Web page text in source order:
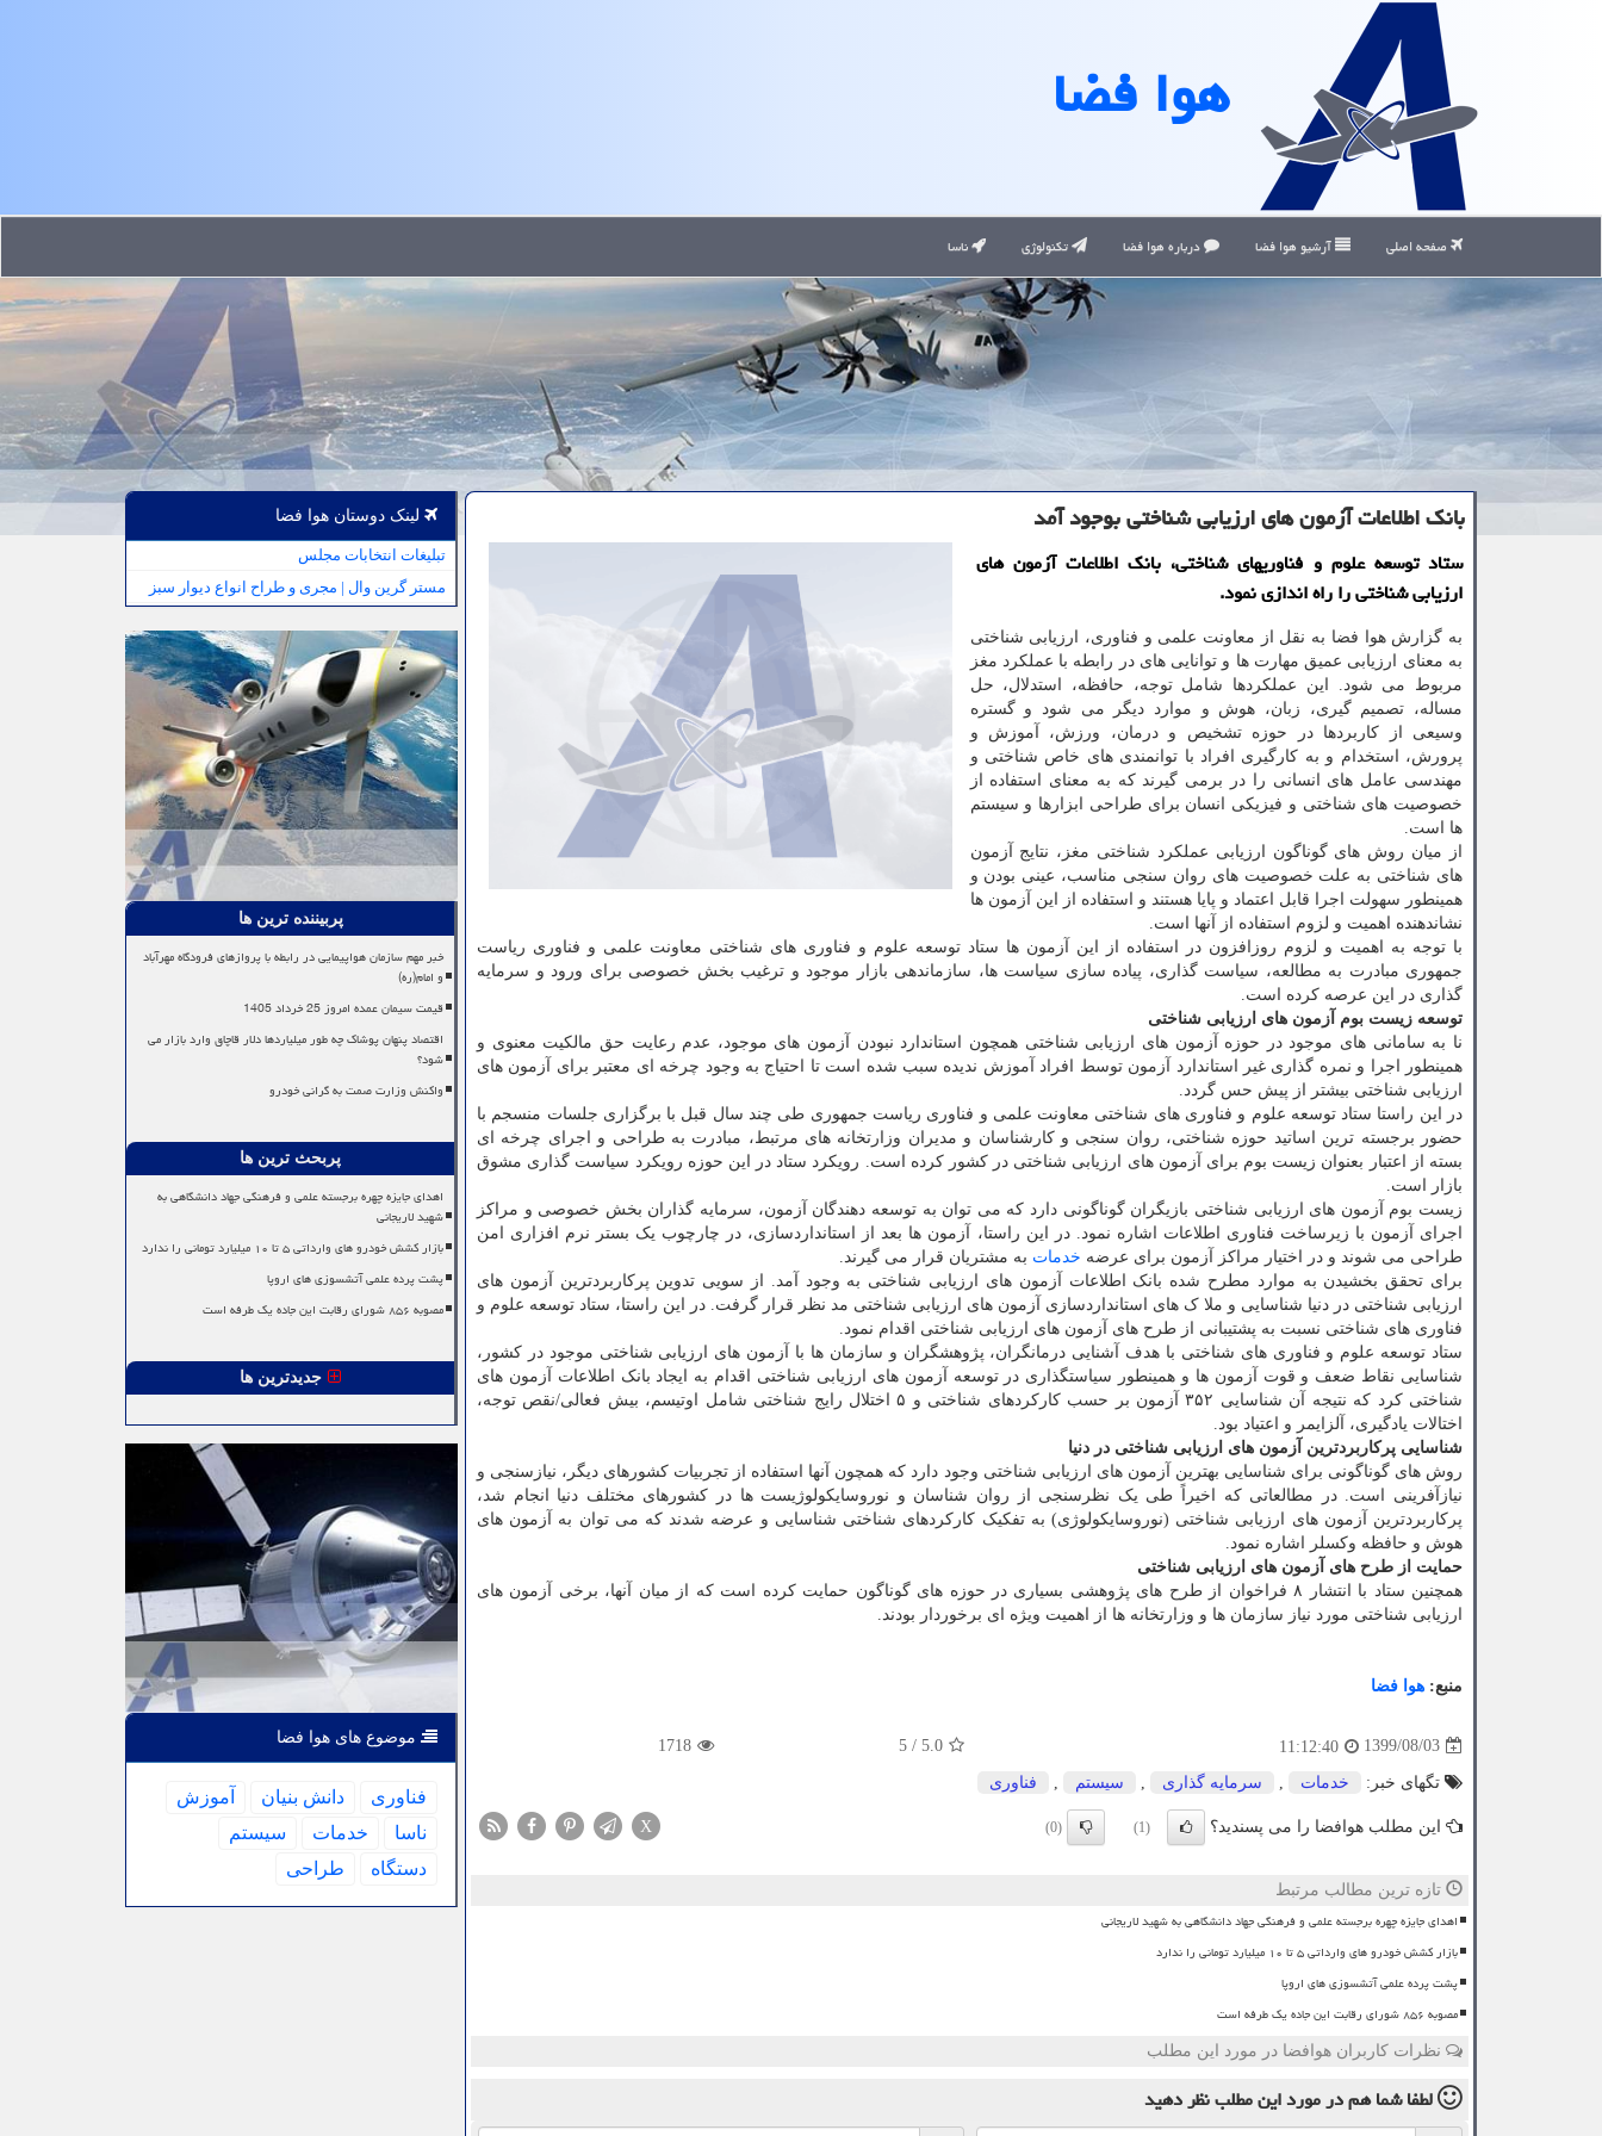
هوا فضا
صفحه اصلی آرشیو هوا فضا درباره هوا فضا تکنولوژی ناسا
بانك اطلاعات آزمون های ارزیابی شناختی بوجود آمد
ستاد توسعه علوم و فناوریهای شناختی، بانك اطلاعات آزمون های
ارزیابی شناختی را راه اندازی نمود.
به گزارش هوا فضا به نقل از معاونت علمی و فناوری، ارزیابی شناختی
به معنای ارزیابی عمیق مهارت ها و توانایی های در رابطه با عملکرد مغز
مربوط می شود. این عملکردها شامل توجه، حافظه، استدلال، حل
مساله، تصمیم گیری، زبان، هوش و موارد دیگر می شود و گستره
وسیعی از کاربردها در حوزه تشخیص و درمان، ورزش، آموزش و
پرورش، استخدام و به کارگیری افراد با توانمندی های خاص شناختی و
مهندسی عامل های انسانی را در برمی گیرند که به معنای استفاده از
خصوصیت های شناختی و فیزیکی انسان برای طراحی ابزارها و سیستم
ها است.
از میان روش های گوناگون ارزیابی عملکرد شناختی مغز، نتایج آزمون
های شناختی به علت خصوصیت های روان سنجی مناسب، عینی بودن و
همینطور سهولت اجرا قابل اعتماد و پایا هستند و استفاده از این آزمون ها
نشاندهنده اهمیت و لزوم استفاده از آنها است.
با توجه به اهمیت و لزوم روزافزون در استفاده از این آزمون ها ستاد توسعه علوم و فناوری های شناختی معاونت علمی و فناوری ریاست
جمهوری مبادرت به مطالعه، سیاست گذاری، پیاده سازی سیاست ها، سازماندهی بازار موجود و ترغیب بخش خصوصی برای ورود و سرمایه
گذاری در این عرصه کرده است.
توسعه زیست بوم آزمون های ارزیابی شناختی
نا به سامانی های موجود در حوزه آزمون های ارزیابی شناختی همچون استاندارد نبودن آزمون های موجود، عدم رعایت حق مالکیت معنوی و
همینطور اجرا و نمره گذاری غیر استاندارد آزمون توسط افراد آموزش ندیده سبب شده است تا احتیاج به وجود چرخه ای معتبر برای آزمون های
ارزیابی شناختی بیشتر از پیش حس گردد.
در این راستا ستاد توسعه علوم و فناوری های شناختی معاونت علمی و فناوری ریاست جمهوری طی چند سال قبل با برگزاری جلسات منسجم با
حضور برجسته ترین اساتید حوزه شناختی، روان سنجی و کارشناسان و مدیران وزارتخانه های مرتبط، مبادرت به طراحی و اجرای چرخه ای
بسته از اعتبار بعنوان زیست بوم برای آزمون های ارزیابی شناختی در کشور کرده است. رویکرد ستاد در این حوزه رویکرد سیاست گذاری مشوق
بازار است.
زیست بوم آزمون های ارزیابی شناختی بازیگران گوناگونی دارد که می توان به توسعه دهندگان آزمون، سرمایه گذاران بخش خصوصی و مراکز
اجرای آزمون با زیرساخت فناوری اطلاعات اشاره نمود. در این راستا، آزمون ها بعد از استانداردسازی، در چارچوب یک بستر نرم افزاری امن
طراحی می شوند و در اختیار مراکز آزمون برای عرضه خدمات به مشتریان قرار می گیرند.
برای تحقق بخشیدن به موارد مطرح شده بانک اطلاعات آزمون های ارزیابی شناختی به وجود آمد. از سویی تدوین پرکاربردترین آزمون های
ارزیابی شناختی در دنیا شناسایی و ملا ک های استانداردسازی آزمون های ارزیابی شناختی مد نظر قرار گرفت. در این راستا، ستاد توسعه علوم و
فناوری های شناختی نسبت به پشتیبانی از طرح های آزمون های ارزیابی شناختی اقدام نمود.
ستاد توسعه علوم و فناوری های شناختی با هدف آشنایی درمانگران، پژوهشگران و سازمان ها با آزمون های ارزیابی شناختی موجود در کشور،
شناسایی نقاط ضعف و قوت آزمون ها و همینطور سیاستگذاری در توسعه آزمون های ارزیابی شناختی اقدام به ایجاد بانک اطلاعات آزمون های
شناختی کرد که نتیجه آن شناسایی ۳۵۲ آزمون بر حسب کارکردهای شناختی و ۵ اختلال رایج شناختی شامل اوتیسم، بیش فعالی/نقص توجه،
اختالات یادگیری، آلزایمر و اعتیاد بود.
شناسایی پرکاربردترین آزمون های ارزیابی شناختی در دنیا
روش های گوناگونی برای شناسایی بهترین آزمون های ارزیابی شناختی وجود دارد که همچون آنها استفاده از تجربیات کشورهای دیگر، نیازسنجی و
نیازآفرینی است. در مطالعاتی که اخیراً طی یک نظرسنجی از روان شناسان و نوروسایکولوژیست ها در کشورهای مختلف دنیا انجام شد،
پرکاربردترین آزمون های ارزیابی شناختی (نوروسایکولوژی) به تفکیک کارکردهای شناختی شناسایی و عرضه شدند که می توان به آزمون های
هوش و حافظه وکسلر اشاره نمود.
حمایت از طرح های آزمون های ارزیابی شناختی
همچنین ستاد با انتشار ۸ فراخوان از طرح های پژوهشی بسیاری در حوزه های گوناگون حمایت کرده است که از میان آنها، برخی آزمون های
ارزیابی شناختی مورد نیاز سازمان ها و وزارتخانه ها از اهمیت ویژه ای برخوردار بودند.
منبع: هوا فضا
1399/08/03
11:12:40
5.0
/
5
1718
تگهای خبر: خدمات سرمایه گذاری سیستم فناوری
این مطلب هوافضا را می پسندید؟ (1)
(0)
X
تازه ترین مطالب مرتبط
اهدای جایزه چهره برجسته علمی و فرهنگی جهاد دانشگاهی به شهید لاریجانی
بازار کشش خودرو های وارداتی ۵ تا ۱۰ میلیارد تومانی را ندارد
پشت پرده علمی آتشسوزی های اروپا
مصوبه ۸۵۶ شورای رقابت این جاده یک طرفه است
نظرات کاربران هوافضا در مورد این مطلب
لطفا شما همدر مورد این مطلبنظر دهید
لینک دوستان هوا فضا
تبلیغات انتخابات مجلس
مستر گرین وال | مجری و طراح انواع دیوار سبز
پربیننده ترین ها
خبر مهم سازمان هواپیمایی در رابطه با پروازهای فرودگاه مهرآباد
و امام(ره)
قیمت سیمان عمده امروز 25 خرداد 1405
اقتصاد پنهان پوشاک چه طور میلیاردها دلار قاچاق وارد بازار می
شود؟
واکنش وزارت صمت به گرانی خودرو
پربحث ترین ها
اهدای جایزه چهره برجسته علمی و فرهنگی جهاد دانشگاهی به
شهید لاریجانی
بازار کشش خودرو های وارداتی ۵ تا ۱۰ میلیارد تومانی را ندارد
پشت پرده علمی آتشسوزی های اروپا
مصوبه ۸۵۶ شورای رقابت این جاده یک طرفه است
جدیدترین ها
موضوع های هوا فضا
فناوری دانش بنیان
آموزش
ناسا
خدمات
سیستم
دستگاه
طراحی